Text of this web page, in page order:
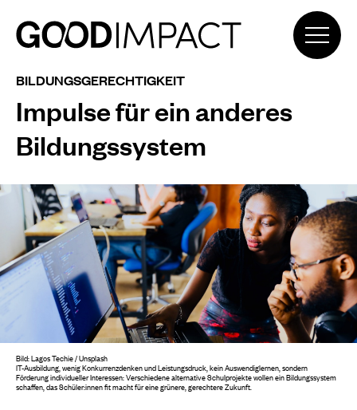
BILDUNGSGERECHTIGKEIT
Impulse für ein anderes
Bildungssystem
Bild: Lagos Techie / Unsplash
IT-Ausbildung, wenig Konkurrenzdenken und Leistungsdruck, kein Auswendiglernen, sondern
Förderung individueller Interessen: Verschiedene alternative Schulprojekte wollen ein Bildungssystem
schaffen, das Schüler:innen fit macht für eine grünere, gerechtere Zukunft.